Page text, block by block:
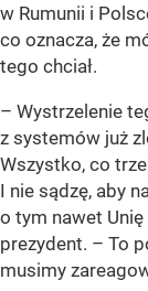
w Rumunii i
co oznacza, że
tego chciał.
– Wystrzelenie
z systemów już
Wszystko, co
I nie sądzę, aby
o tym nawet
prezydent. – To
musimy